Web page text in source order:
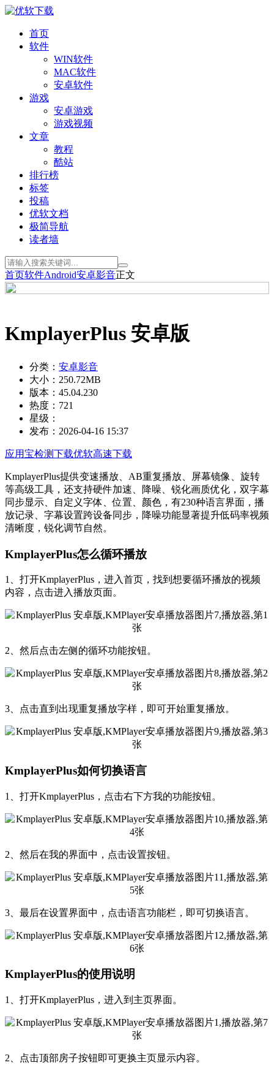
首页
软件
WIN软件
MAC软件
安卓软件
游戏
安卓游戏
游戏视频
文章
教程
酷站
排行榜
标签
投稿
优软文档
极简导航
读者墙
首页软件Android安卓影音正文
KmplayerPlus 安卓版
分类： 安卓影音
大小： 250.72MB
版本： 45.04.230
热度： 721
星级：
发布： 2026-04-16 15:37
应用宝检测下载优软高速下载
KmplayerPlus提供变速播放、AB重复播放、屏幕镜像、旋转
等高级工具，还支持硬件加速、降噪、锐化画质优化，双字幕
同步显示、自定义字体、位置、颜色，有230种语言界面，播
放记录、字幕设置跨设备同步，降噪功能显著提升低码率视频
清晰度，锐化调节自然。
KmplayerPlus怎么循环播放
1、打开KmplayerPlus，进入首页，找到想要循环播放的视频
内容，点击进入播放页面。
2、然后点击左侧的循环功能按钮。
3、点击直到出现重复播放字样，即可开始重复播放。
KmplayerPlus如何切换语言
1、打开KmplayerPlus，点击右下方我的功能按钮。
2、然后在我的界面中，点击设置按钮。
3、最后在设置界面中，点击语言功能栏，即可切换语言。
KmplayerPlus的使用说明
1、打开KmplayerPlus，进入到主页界面。
2、点击顶部房子按钮即可更换主页显示内容。